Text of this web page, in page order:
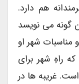
هم دارد.
می نویسد
شهر او
راهِ شهر برای
غریبه ها در